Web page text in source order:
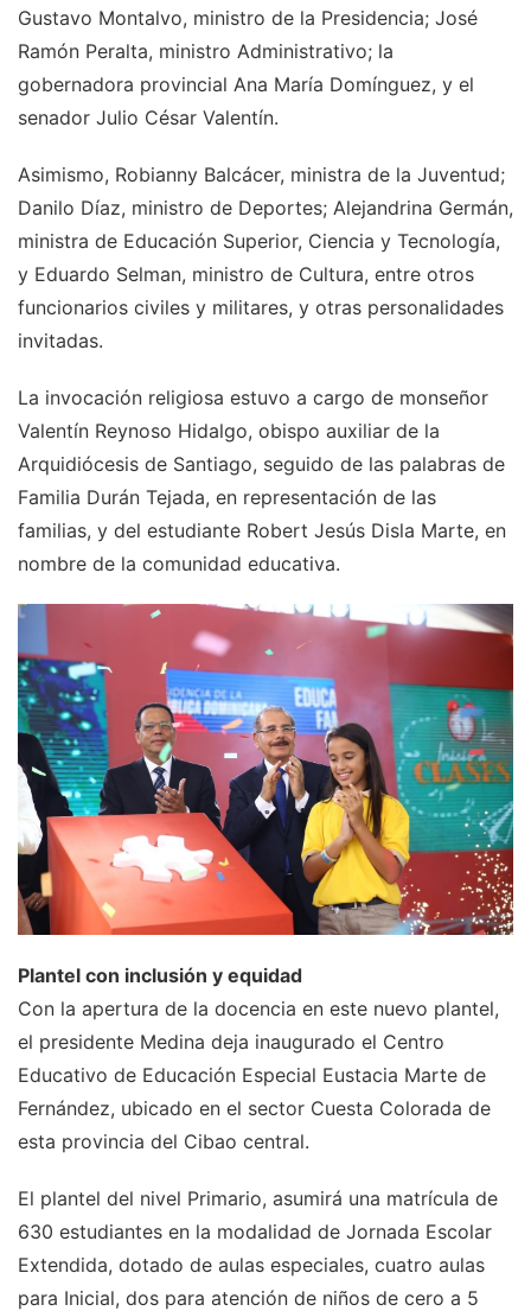
Gustavo Montalvo, ministro de la Presidencia; José
Ramón Peralta, ministro Administrativo; la
gobernadora provincial Ana María Domínguez, y el
senador Julio César Valentín.
Asimismo, Robianny Balcácer, ministra de la Juventud;
Danilo Díaz, ministro de Deportes; Alejandrina Germán,
ministra de Educación Superior, Ciencia y Tecnología,
y Eduardo Selman, ministro de Cultura, entre otros
funcionarios civiles y militares, y otras personalidades
invitadas.
La invocación religiosa estuvo a cargo de monseñor
Valentín Reynoso Hidalgo, obispo auxiliar de la
Arquidiócesis de Santiago, seguido de las palabras de
Familia Durán Tejada, en representación de las
familias, y del estudiante Robert Jesús Disla Marte, en
nombre de la comunidad educativa.
Plantel con inclusión y equidad
Con la apertura de la docencia en este nuevo plantel,
el presidente Medina deja inaugurado el Centro
Educativo de Educación Especial Eustacia Marte de
Fernández, ubicado en el sector Cuesta Colorada de
esta provincia del Cibao central.
El plantel del nivel Primario, asumirá una matrícula de
630 estudiantes en la modalidad de Jornada Escolar
Extendida, dotado de aulas especiales, cuatro aulas
para Inicial, dos para atención de niños de cero a 5